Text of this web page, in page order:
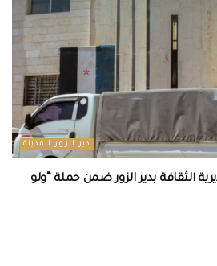
دير الزور المدينة
مديرية الثقافة بدير الزور ضمن حملة “ولو